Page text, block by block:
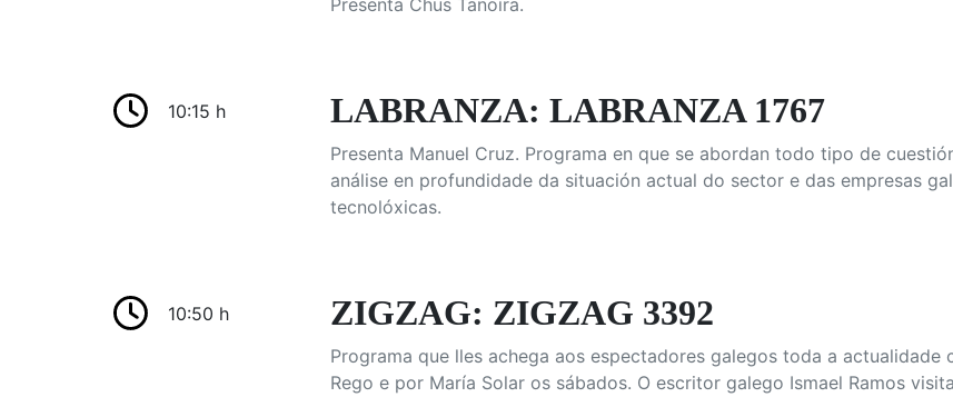
Presenta Chus Tanoira.
10:15 h LABRANZA: LABRANZA 1767
Presenta Manuel Cruz. Programa en que se abordan todo tipo de
análise en profundidade da situación actual do sector e das empresas
tecnolóxicas.
10:50 h ZIGZAG: ZIGZAG 3392
Programa que lles achega aos espectadores galegos toda a actualidade
Rego e por María Solar os sábados. O escritor galego Ismael Ramos